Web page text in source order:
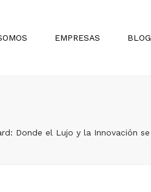
EMPRESAS BLOG
Design Histories
Donde el Lujo y la Innovación